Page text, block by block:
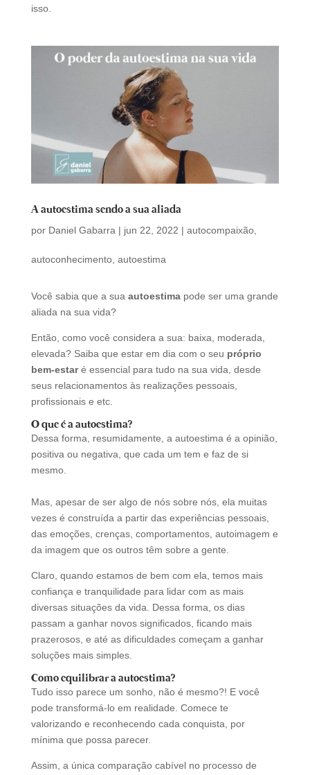
isso.
A autoestima sendo a sua aliada
por Daniel Gabarra | jun 22, 2022 | autocompaixão,
autoconhecimento, autoestima
Você sabia que a sua autoestimapode ser uma grande
aliada na sua vida?
Então, como você considera a sua: baixa, moderada,
elevada? Saiba que estar em dia com o seu próprio
bem-estaré essencial para tudo na sua vida, desde
seus relacionamentos às realizações pessoais,
profissionais e etc.
O que é a autoestima?
Dessa forma, resumidamente, a autoestima é a opinião,
positiva ou negativa, que cada um tem e faz de si
mesmo.
Mas, apesar de ser algo de nós sobre nós, ela muitas
vezes é construída a partir das experiências pessoais,
das emoções, crenças, comportamentos, autoimagem e
da imagem que os outros têm sobre a gente.
Claro, quando estamos de bem com ela, temos mais
confiança e tranquilidade para lidar com as mais
diversas situações da vida. Dessa forma, os dias
passam a ganhar novos significados, ficando mais
prazerosos, e até as dificuldades começam a ganhar
soluções mais simples.
Como equilibrar a autoestima?
Tudo isso parece um sonho, não é mesmo?! E você
pode transformá-lo em realidade. Comece te
valorizando e reconhecendo cada conquista, por
mínima que possa parecer.
Assim, a única comparação cabível no processo de